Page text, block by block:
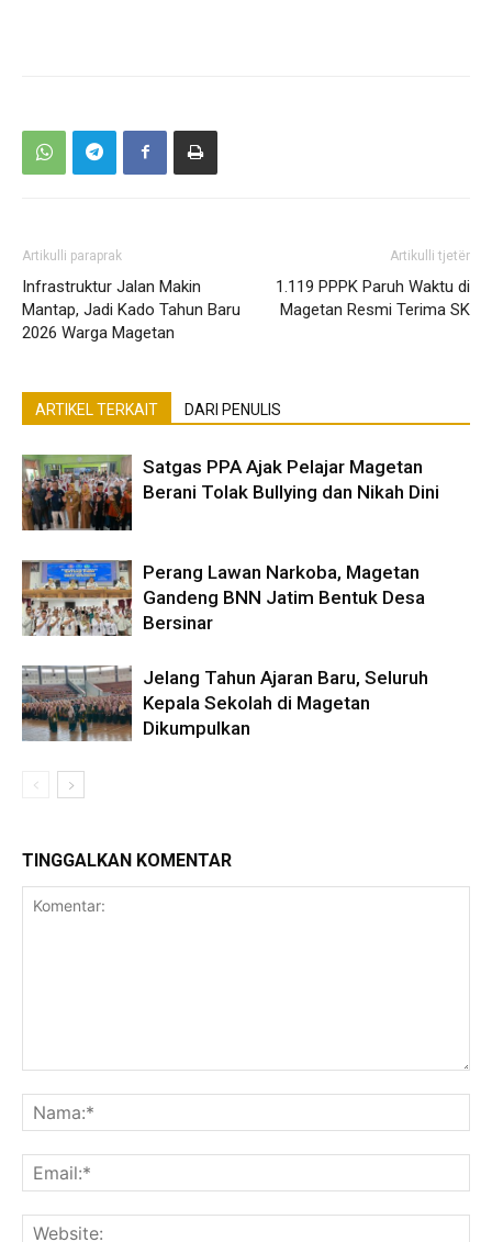
Artikulli paraprak
Infrastruktur Jalan Makin
Mantap, Jadi Kado Tahun Baru
2026 Warga Magetan
Artikulli tjetër
1.119 PPPK Paruh Waktu di
Magetan Resmi Terima SK
ARTIKEL TERKAIT DARI PENULIS
Satgas PPA Ajak Pelajar Magetan
Berani Tolak Bullying dan Nikah Dini
Perang Lawan Narkoba, Magetan
Gandeng BNN Jatim Bentuk Desa
Bersinar
Jelang Tahun Ajaran Baru, Seluruh
Kepala Sekolah di Magetan
Dikumpulkan
TINGGALKAN KOMENTAR